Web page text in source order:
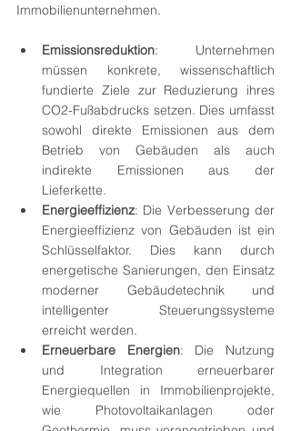
Immobilienunternehmen.
Emissionsreduktion: Unternehmen
müssen konkrete, wissenschaftlich
fundierte Ziele zur Reduzierung ihres
CO2-Fußabdrucks setzen. Dies umfasst
sowohl direkte Emissionen aus dem
Betrieb von Gebäuden als auch
indirekte Emissionen aus der
Lieferkette.
Energieeffizienz: Die Verbesserung der
Energieeffizienz von Gebäuden ist ein
Schlüsselfaktor. Dies kann durch
energetische Sanierungen, den Einsatz
moderner Gebäudetechnik und
intelligenter Steuerungssysteme
erreicht werden.
Erneuerbare Energien: Die Nutzung
und Integration erneuerbarer
Energiequellen in Immobilienprojekte,
wie Photovoltaikanlagen oder